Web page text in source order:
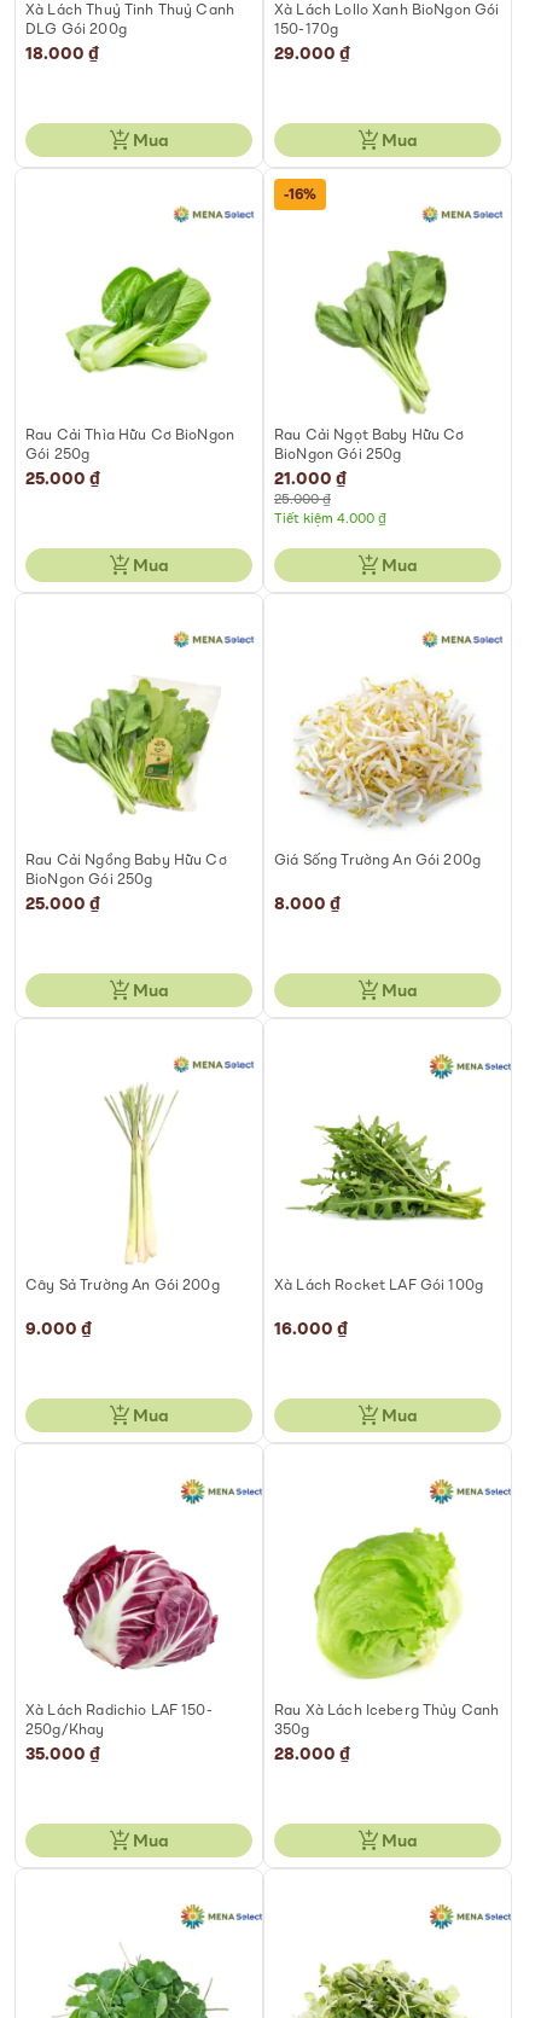
Xà Lách Thuỷ Tinh Thuỷ Canh
DLG Gói 200g
18.000 ₫
Mua
Xà Lách Lollo Xanh BioNgon Gói
150-170g
29.000 ₫
Mua
Rau Cải Thìa Hữu Cơ BioNgon
Gói 250g
25.000 ₫
Mua
-16%
Rau Cải Ngọt Baby Hữu Cơ
BioNgon Gói 250g
Special
Price
21.000 ₫
25.000 ₫
Tiết kiệm 4.000 ₫
Mua
Rau Cải Ngồng Baby Hữu Cơ
BioNgon Gói 250g
25.000 ₫
Mua
Giá Sống Trường An Gói 200g
8.000 ₫
Mua
Cây Sả Trường An Gói 200g
9.000 ₫
Mua
Xà Lách Rocket LAF Gói 100g
16.000 ₫
Mua
Xà Lách Radichio LAF 150-
250g/Khay
35.000 ₫
Mua
Rau Xà Lách Iceberg Thủy Canh
350g
28.000 ₫
Mua